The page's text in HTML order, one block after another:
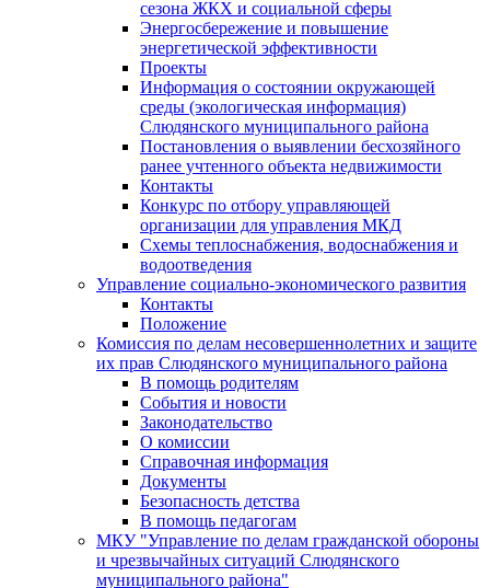
сезона ЖКХ и социальной сферы
Энергосбережение и повышение
энергетической эффективности
Проекты
Информация о состоянии окружающей
среды (экологическая информация)
Слюдянского муниципального района
Постановления о выявлении бесхозяйного
ранее учтенного объекта недвижимости
Контакты
Конкурс по отбору управляющей
организации для управления МКД
Схемы теплоснабжения, водоснабжения и
водоотведения
Управление социально-экономического развития
Контакты
Положение
Комиссия по делам несовершеннолетних и защите
их прав Слюдянского муниципального района
В помощь родителям
События и новости
Законодательство
О комиссии
Справочная информация
Документы
Безопасность детства
В помощь педагогам
МКУ "Управление по делам гражданской обороны
и чрезвычайных ситуаций Слюдянского
муниципального района"